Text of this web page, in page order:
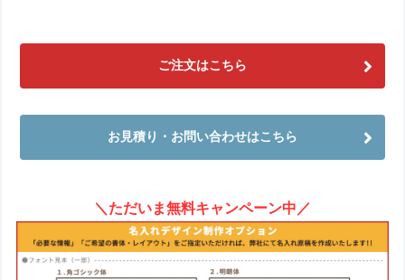
ご注文はこちら
お見積り・お問い合わせはこちら
＼ただいま無料キャンペーン中／